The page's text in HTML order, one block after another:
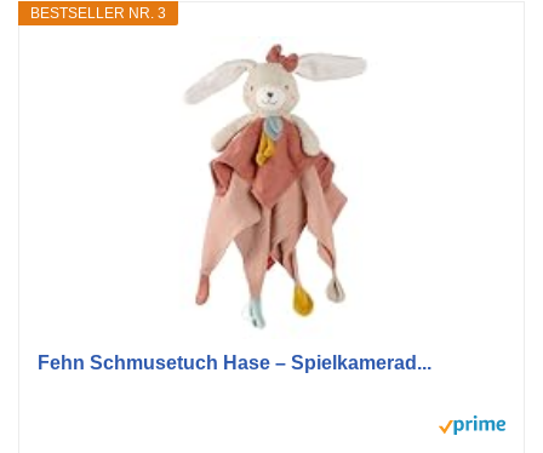
BESTSELLER NR. 3
Fehn Schmusetuch Hase – Spielkamerad...